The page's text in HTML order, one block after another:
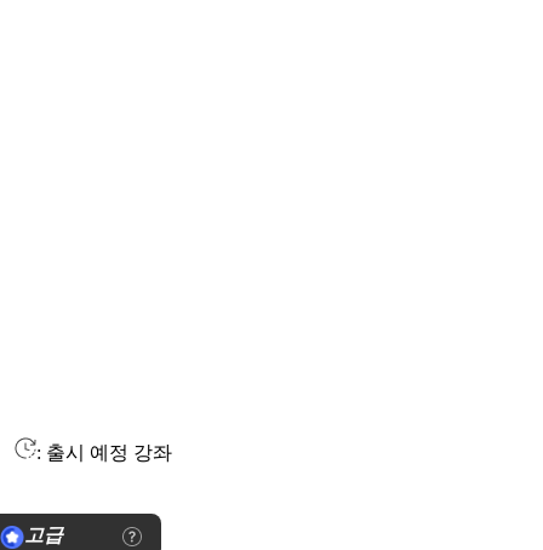
: 출시 예정 강좌
고급